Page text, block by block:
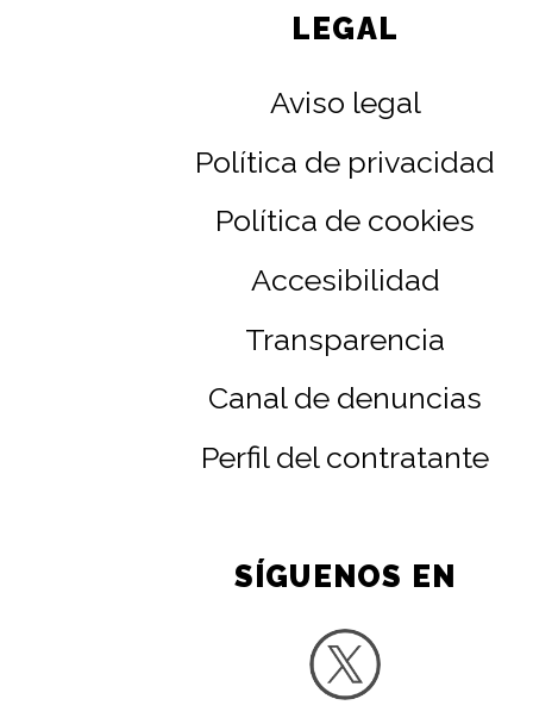
LEGAL
Aviso legal
Política de privacidad
Política de cookies
Accesibilidad
Transparencia
Canal de denuncias
Perfil del contratante
SÍGUENOS EN